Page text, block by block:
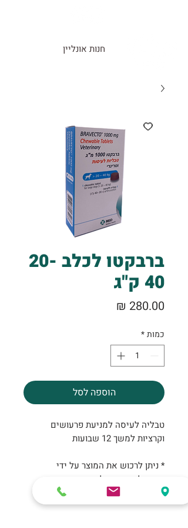
חנות אונליין
ברבקטו לכלב 20-
40 ק"ג
כמות*
הוספה לסל
טבליה לעיסה למניעת פרעושים
וקרציות למשך 12 שבועות
* ניתן לרכוש את המוצר על ידי
הגעה למרפאה בלבד